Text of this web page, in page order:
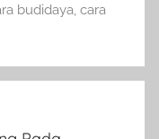
budidaya cara